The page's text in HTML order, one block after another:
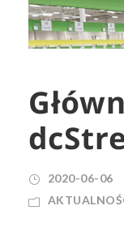
2020-06-06